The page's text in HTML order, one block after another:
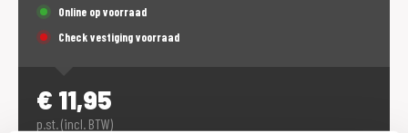
Online op voorraad
Check vestiging voorraad
€ 11,95
p.st. (incl. BTW)